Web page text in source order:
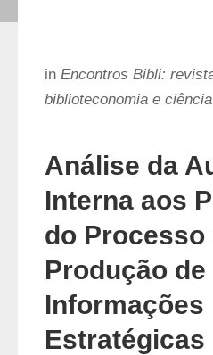
in Encontros Bibli:
biblioteconomia e
Análise da
Interna aos
do Processo
Produção de
Informações
Estratégicas